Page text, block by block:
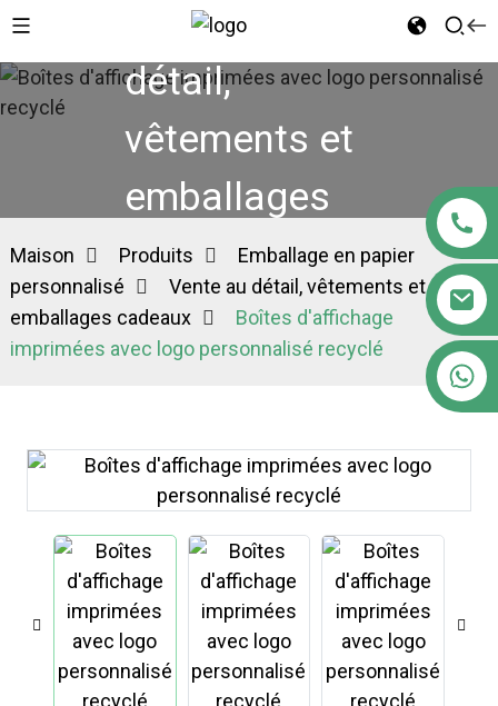
Vente au
détail,
vêtements et
emballages
cadeaux
Maison Produits
Emballage en papier
personnalisé
Vente au détail, vêtements et
emballages cadeaux
Boîtes d'affichage
imprimées avec logo personnalisé recyclé
+86 18122593799